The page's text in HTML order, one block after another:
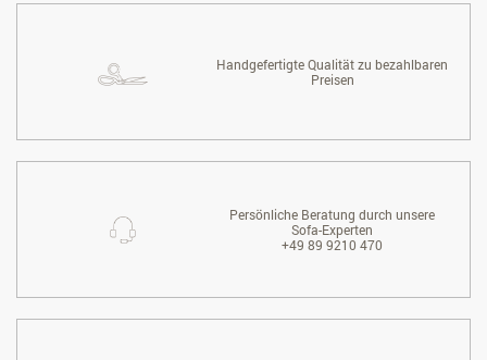
Handgefertigte Qualität zu bezahlbaren
Preisen
Persönliche Beratung durch unsere
Sofa-Experten
+49 89 9210 470